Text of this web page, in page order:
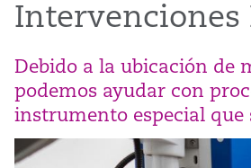
Intervenciones
Debido a la ubicación de
podemos ayudar con
instrumento especial que